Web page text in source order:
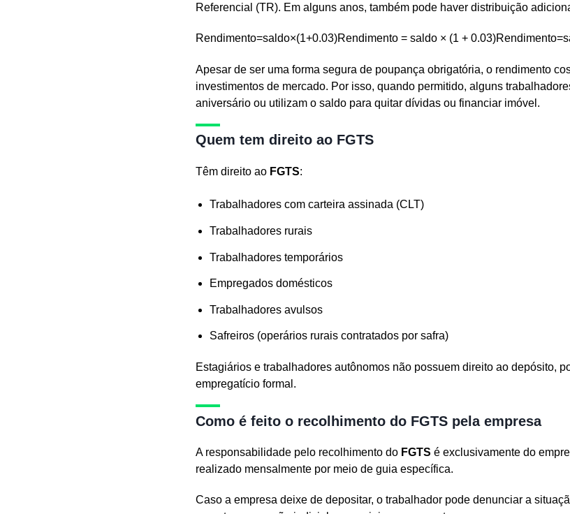
Referencial (TR). Em alguns anos, também pode haver distribuição
Rendimento=saldo×(1+0.03)Rendimento = saldo × (1 +
Apesar de ser uma forma segura de poupança obrigatória, o rendimento
investimentos de mercado. Por isso, quando permitido, alguns
aniversário ou utilizam o saldo para quitar dívidas ou financiar imóvel.
Quem tem direito ao FGTS
Têm direito ao FGTS:
Trabalhadores com carteira assinada (CLT)
Trabalhadores rurais
Trabalhadores temporários
Empregados domésticos
Trabalhadores avulsos
Safreiros (operários rurais contratados por safra)
Estagiários e trabalhadores autônomos não possuem direito ao depósito,
empregatício formal.
Como é feito o recolhimento do FGTS pela empresa
A responsabilidade pelo recolhimento do FGTS é exclusivamente do
realizado mensalmente por meio de guia específica.
Caso a empresa deixe de depositar, o trabalhador pode denunciar a